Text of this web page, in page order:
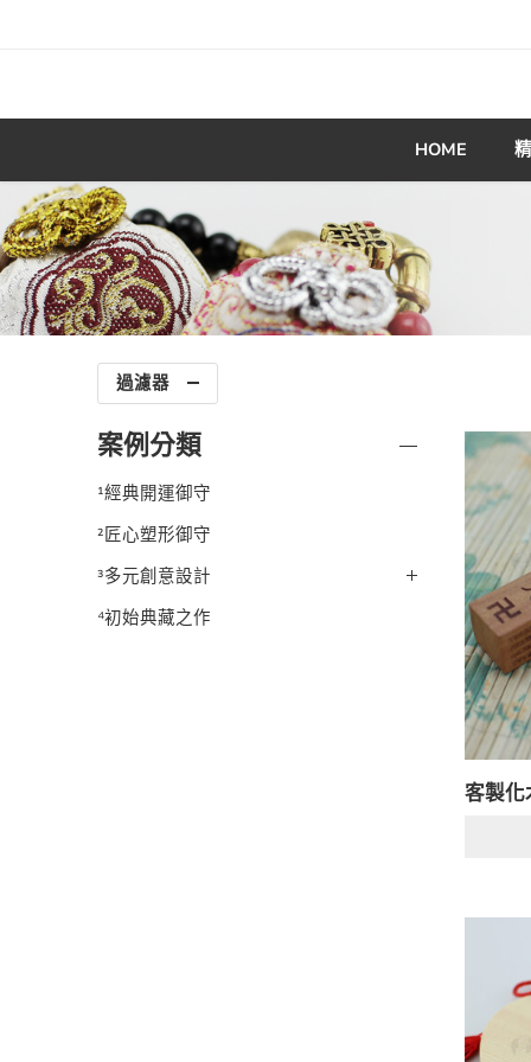
HOME
過濾器
客製化
案例分類
¹經典開運御守
²匠心塑形御守
³多元創意設計
⁴初始典藏之作